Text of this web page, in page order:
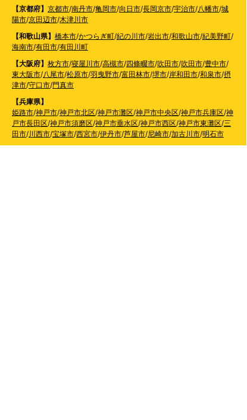
【京都府】 京都市/南丹市/亀岡市/向日市/長岡京市/宇治市/八幡市/城
陽市/京田辺市/木津川市
【和歌山県】 橋本市/かつらぎ町/紀の川市/岩出市/和歌山市/紀美野町/
海南市/有田市/有田川町
【大阪府】 枚方市/寝屋川市/高槻市/四條畷市/吹田市/吹田市/豊中市/
東大阪市/八尾市/松原市/羽曳野市/富田林市/堺市/岸和田市/和泉市/摂
津市/守口市/門真市
【兵庫県】
姫路市/神戸市/神戸市北区/神戸市灘区/神戸市中央区/神戸市兵庫区/神
戸市長田区/神戸市須磨区/神戸市垂水区/神戸市西区/神戸市東灘区/三
田市/川西市/宝塚市/西宮市/伊丹市/芦屋市/尼崎市/加古川市/明石市